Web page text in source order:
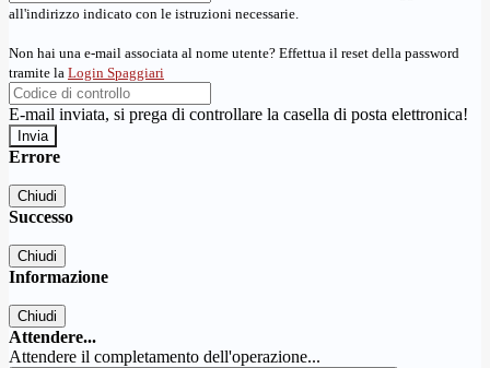
all'indirizzo indicato con le istruzioni necessarie.
Non hai una e-mail associata al nome utente? Effettua il reset della password
tramite la Login Spaggiari
E-mail inviata, si prega di controllare la casella di posta elettronica!
Errore
Chiudi
Successo
Chiudi
Informazione
Chiudi
Attendere...
Attendere il completamento dell'operazione...